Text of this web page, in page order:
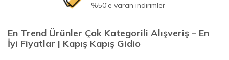
%50'e varan indirimler
En Trend Ürünler Çok Kategorili Alışveriş – En
İyi Fiyatlar | Kapış Kapış Gidio